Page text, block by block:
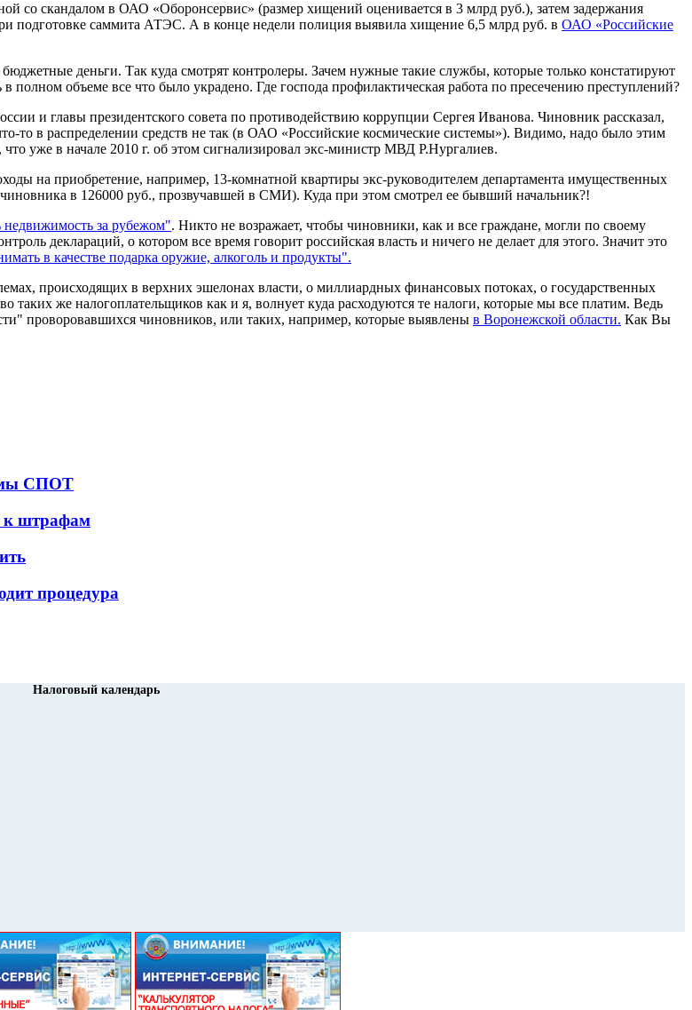
со скандалом в ОАО «Оборонсервис» (размер хищений оценивается в 3 млрд руб.), затем задержания
подготовке саммита АТЭС. А в конце недели полиция выявила хищение 6,5 млрд руб. в ОАО «Российские
деньги. Так куда смотрят контролеры. Зачем нужные такие службы, которые только констатируют
полном объеме все что было украдено. Где господа профилактическая работа по пресечению преступлений?
и главы президентского совета по противодействию коррупции Сергея Иванова. Чиновник рассказал,
то в распределении средств не так (в ОАО «Российские космические системы»). Видимо, надо было этим
уже в начале 2010 г. об этом сигнализировал экс-министр МВД Р.Нургалиев.
на приобретение, например, 13-комнатной квартиры экс-руководителем департамента имущественных
в 126000 руб., прозвучавшей в СМИ). Куда при этом смотрел ее бывший начальник?!
недвижимость за рубежом". Никто не возражает, чтобы чиновники, как и все граждане, могли по своему
деклараций, о котором все время говорит российская власть и ничего не делает для этого. Значит это
в качестве подарка оружие, алкоголь и продукты".
происходящих в верхних эшелонах власти, о миллиардных финансовых потоках, о государственных
таких же налогоплательщиков как и я, волнует куда расходуются те налоги, которые мы все платим. Ведь
проворовавшихся чиновников, или таких, например, которые выявлены в Воронежской области. Как Вы
СПОТ
к штрафам
процедура
Налоговый календарь